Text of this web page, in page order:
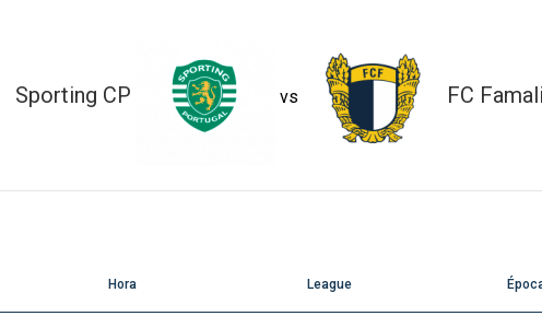
Sporting CP vs FC
Hora League